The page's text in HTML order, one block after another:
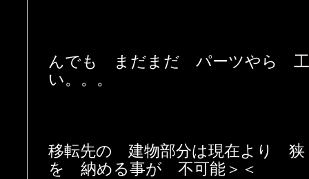
んでも まだまだ パーツやら
い。。。
移転先の 建物部分は現在より 狭
を 納める事が 不可能＞＜